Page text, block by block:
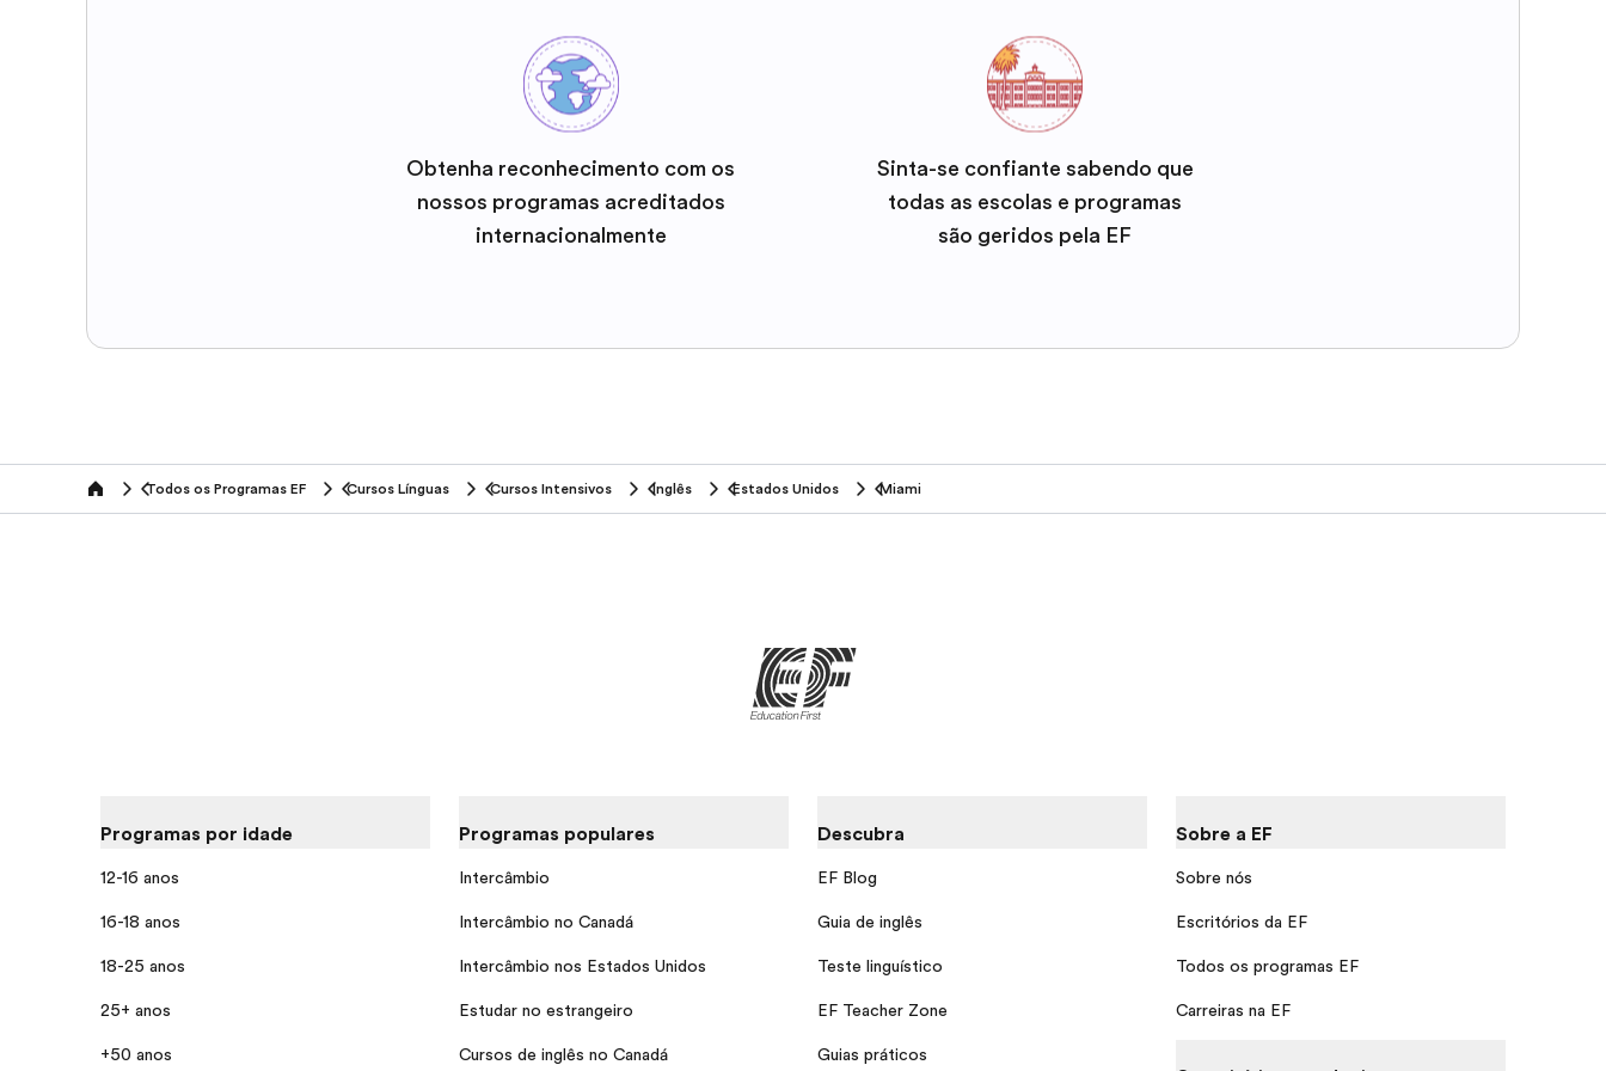
Obtenha reconhecimento com os
nossos programas acreditados
internacionalmente
Sinta-se confiante sabendo que
todas as escolas e programas
são geridos pela EF
home Todos os Programas EF Cursos Línguas Cursos Intensivos Inglês Estados Unidos Miami
Programas por idade
12-16 anos
16-18 anos
18-25 anos
25+ anos
+50 anos
Programas populares
Intercâmbio
Intercâmbio no Canadá
Intercâmbio nos Estados Unidos
Estudar no estrangeiro
Cursos de inglês no Canadá
Descubra
EF Blog
Guia de inglês
Teste linguístico
EF Teacher Zone
Guias práticos
Sobre a EF
Sobre nós
Escritórios da EF
Todos os programas EF
Carreiras na EF